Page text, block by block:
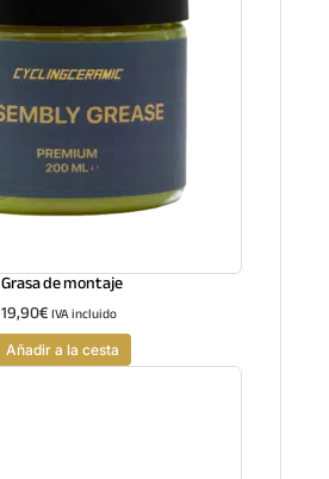
Grasa de montaje
19,90€IVA incluido
Añadir a la cesta